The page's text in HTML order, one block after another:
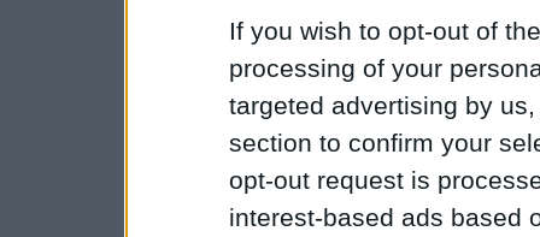
If you wish to opt-out of
processing of your
targeted advertising by
section to confirm your
opt-out request is
interest-based ads based